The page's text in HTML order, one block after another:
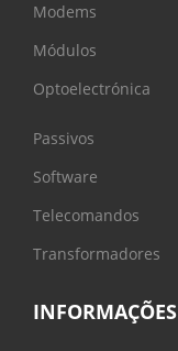
Modems
Módulos
Optoelectrónica
Passivos
Software
Telecomandos
Transformadores
INFORMAÇÕES